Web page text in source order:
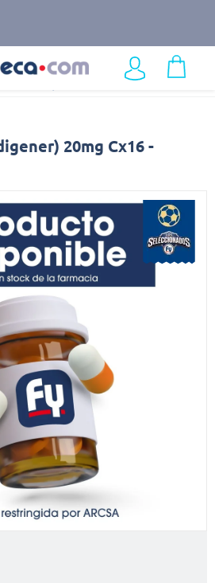
20mg Cx16 -